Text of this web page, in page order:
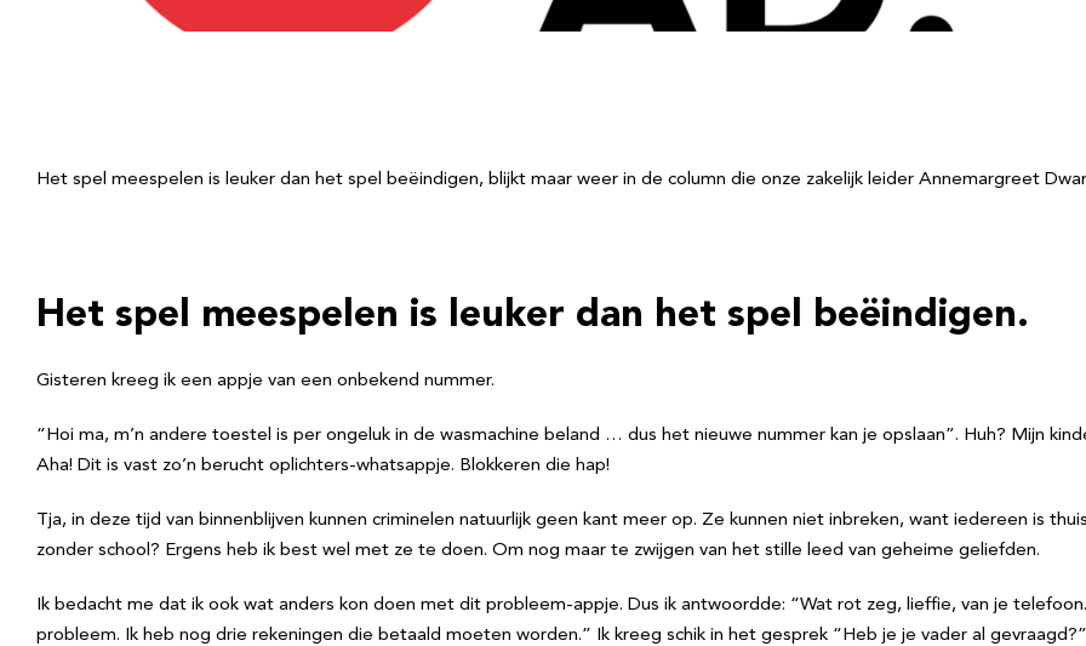
Het spel meespelen is leuker dan het spel beëindigen, blijkt maar weer in de column die onze zakelijk leider Annemargreet
Het spel meespelen is leuker dan het spel beëindigen.
Gisteren kreeg ik een appje van een onbekend nummer.
“Hoi ma, m’n andere toestel is per ongeluk in de wasmachine beland … dus het nieuwe nummer kan je opslaan”. Huh? Mijn
Aha! Dit is vast zo’n berucht oplichters-whatsappje. Blokkeren die hap!
Tja, in deze tijd van binnenblijven kunnen criminelen natuurlijk geen kant meer op. Ze kunnen niet inbreken, want iedereen is
zonder school? Ergens heb ik best wel met ze te doen. Om nog maar te zwijgen van het stille leed van geheime geliefden.
Ik bedacht me dat ik ook wat anders kon doen met dit probleem-appje. Dus ik antwoordde: “Wat rot zeg, lieffie, van je
probleem. Ik heb nog drie rekeningen die betaald moeten worden.” Ik kreeg schik in het gesprek “Heb je je vader al